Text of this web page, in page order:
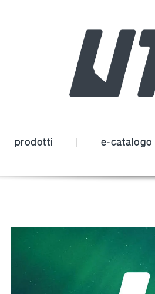
prodotti e-catalogo